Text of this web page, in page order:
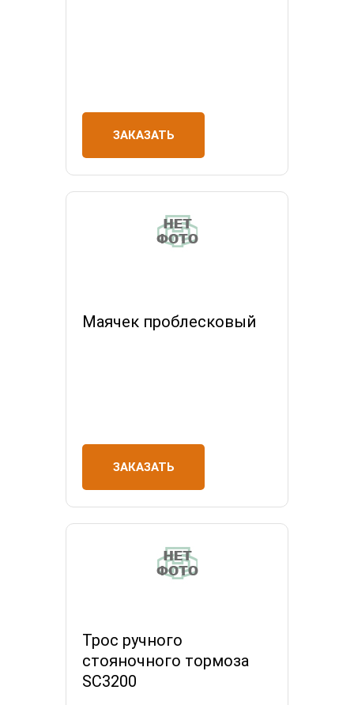
ЗАКАЗАТЬ
Маячек проблесковый
ЗАКАЗАТЬ
Трос ручного
стояночного тормоза
SC3200